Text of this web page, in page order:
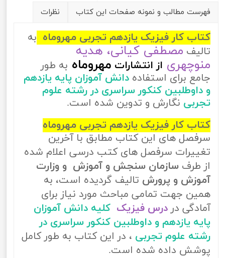
فهرست مطالب و نمونه صفحات این کتاب
نظرات
کتاب کار فیزیک یازدهم تجربی مهروماه به
تالیف مصطفی کیانی، هدیه
منوچهری از انتشارات مهروماه به طور
جامع برای استفاده دانش آموزان پایه یازدهم
و داوطلبین کنکور سراسری در رشته علوم
تجربی نگارش و تدوین شده است.
کتاب کار فیزیک یازدهم تجربی مهروماه
سرفصل های این کتاب مطابق با آخرین
تغییرات سرفصل های کتب درسی اعلام شده
از طرف سازمان سنجش و آموزش و وزارت
آموزش و پرورش تالیف گردیده است، به
همین جهت تمامی مباحث مورد نیاز برای
آمادگی در درس فیزیک کلیه دانش آموزان
پایه یازدهم و داوطلبین کنکور سراسری در
رشته علوم تجربی ، در این کتاب به طور کامل
پوشش داده شده است.